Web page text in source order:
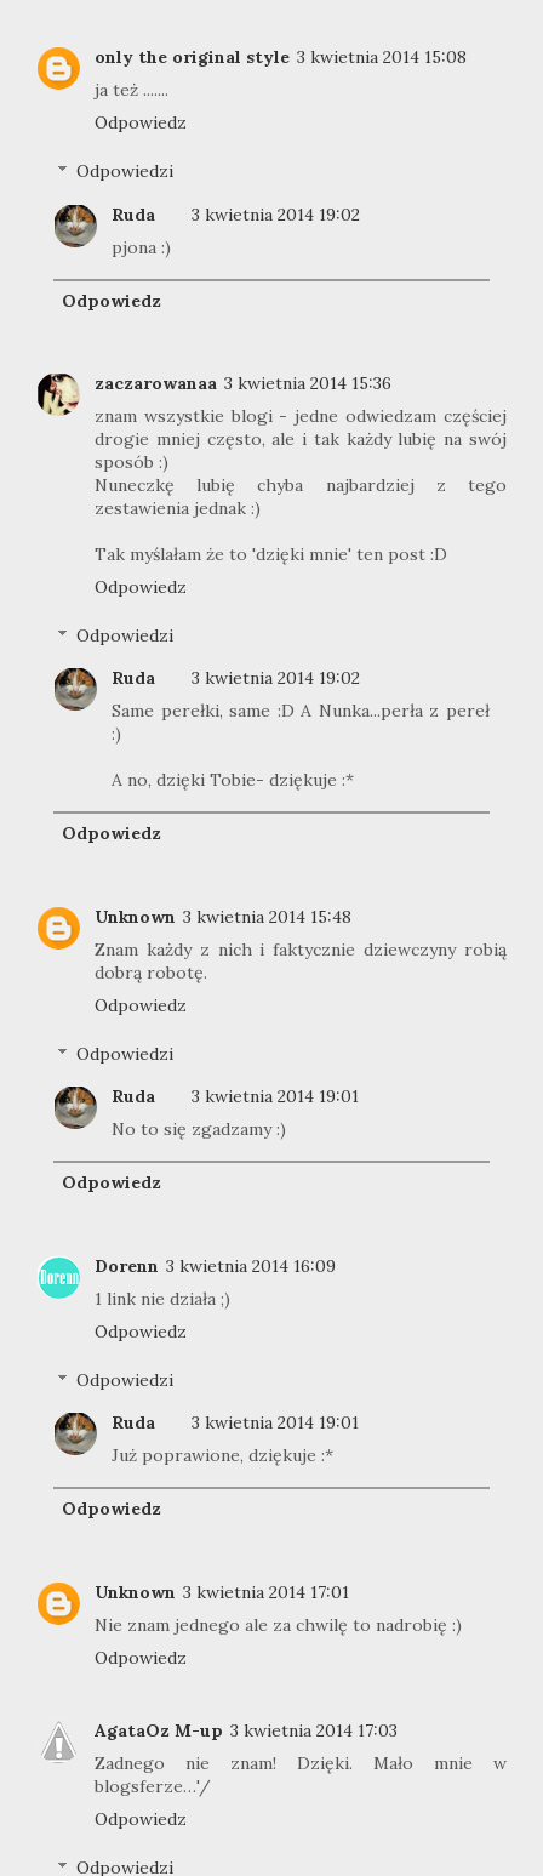
only the original style 3 kwietnia 2014 15:08
ja też .......
Odpowiedz
Odpowiedzi
Ruda
3 kwietnia 2014 19:02
pjona :)
Odpowiedz
zaczarowanaa 3 kwietnia 2014 15:36
znam wszystkie blogi - jedne odwiedzam częściej
drogie mniej często, ale i tak każdy lubię na swój
sposób :)
Nuneczkę lubię chyba najbardziej z tego
zestawienia jednak :)
Tak myślałam że to 'dzięki mnie' ten post :D
Odpowiedz
Odpowiedzi
Ruda
3 kwietnia 2014 19:02
Same perełki, same :D A Nunka...perła z pereł
:)
A no, dzięki Tobie- dziękuje :*
Odpowiedz
Unknown 3 kwietnia 2014 15:48
Znam każdy z nich i faktycznie dziewczyny robią
dobrą robotę.
Odpowiedz
Odpowiedzi
Ruda
3 kwietnia 2014 19:01
No to się zgadzamy :)
Odpowiedz
Dorenn 3 kwietnia 2014 16:09
1 link nie działa ;)
Odpowiedz
Odpowiedzi
Ruda
3 kwietnia 2014 19:01
Już poprawione, dziękuje :*
Odpowiedz
Unknown 3 kwietnia 2014 17:01
Nie znam jednego ale za chwilę to nadrobię :)
Odpowiedz
AgataOz M-up 3 kwietnia 2014 17:03
Zadnego nie znam! Dzięki. Mało mnie w
blogsferze…'/
Odpowiedz
Odpowiedzi